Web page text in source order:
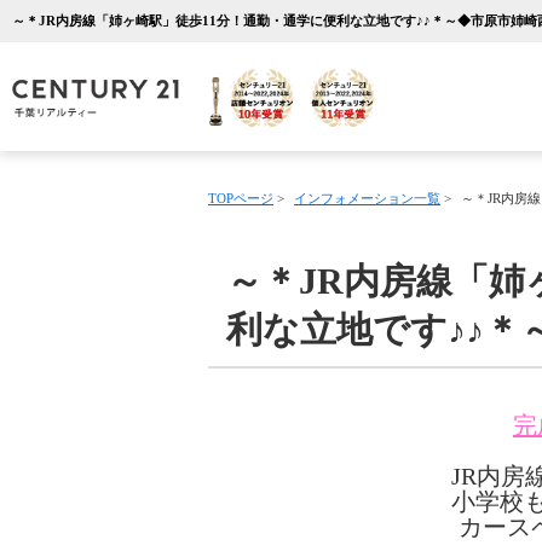
TOPページ > インフォメーション一覧 > ～＊JR内房
～＊JR内房線「
利な立地です♪♪
JR内房
小学校
カース